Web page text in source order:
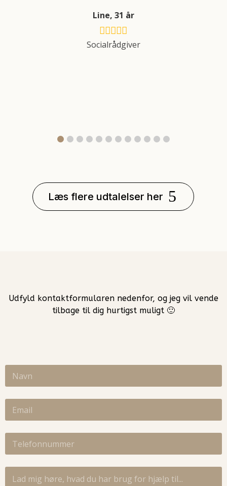
Line, 31 år
Socialrådgiver
Læs flere udtalelser her
Udfyld kontaktformularen nedenfor, og jeg vil vende
tilbage til dig hurtigst muligt 🙂
N
v
n
E
a
i
l
T
l
e
M